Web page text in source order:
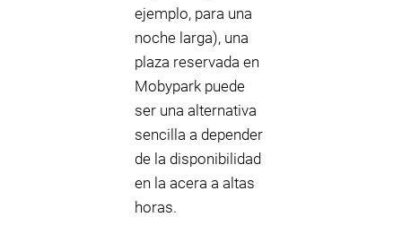
ejemplo, para una
noche larga), una
plaza reservada en
Mobypark puede
ser una alternativa
sencilla a depender
de la disponibilidad
en la acera a altas
horas.